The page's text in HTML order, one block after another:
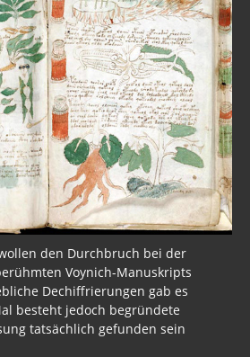
den Durchbruch bei der
Voynich-Manuskripts
Dechiffrierungen gab es
besteht jedoch begründete
tatsächlich gefunden sein